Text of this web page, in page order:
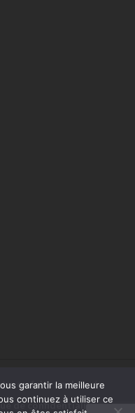
ou faire un don
de confidentialité
garantir la meilleure
continuez à utiliser ce